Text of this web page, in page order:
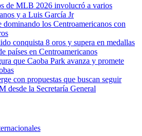
de MLB 2026 involucró a varios
y a Luis García Jr
dominando los Centroamericanos con
conquista 8 oros y supera en medallas
países en Centroamericanos
que Caoba Park avanza y promete
con propuestas que buscan seguir
desde la Secretaría General